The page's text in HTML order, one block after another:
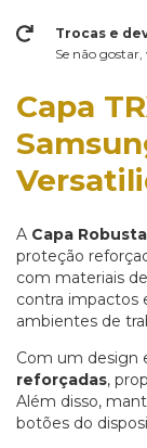
Trocas e
Se não
Capa
A Capa
proteção
com materiais
contra impactos
ambientes de
Com um design
reforçadas,
Além disso,
botões do